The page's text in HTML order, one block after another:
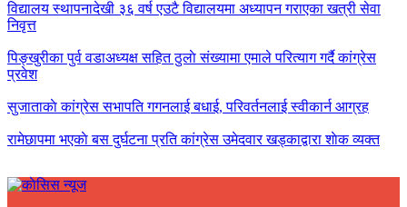
विद्यालय स्थापनादेखी ३६ वर्ष एउटै विद्यालयमा अध्यापन गराएका खत्री सेवा
निवृत्त
पिङ्खुरीका पुर्व वडाअध्यक्ष सहित ठुलाे संख्यामा एमाले परित्याग गर्दै कांग्रेस
प्रवेश
सुजाताकाे कांग्रेस सभापति गगनलाई बधाई, परिवर्तनलाई स्वीकार्न आग्रह
रामेछापमा भएकाे बस दुर्घटना प्रति कांग्रेस उमेदवार खड्काद्वारा शाेक व्यक्त